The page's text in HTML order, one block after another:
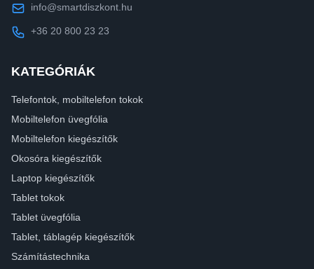
info@smartdiszkont.hu
+36 20 800 23 23
KATEGÓRIÁK
Telefontok, mobiltelefon tokok
Mobiltelefon üvegfólia
Mobiltelefon kiegészítők
Okosóra kiegészítők
Laptop kiegészítők
Tablet tokok
Tablet üvegfólia
Tablet, táblagép kiegészítők
Számítástechnika